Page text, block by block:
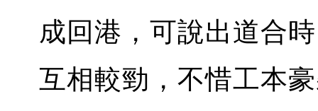
成回港，可說出道合
互相較勁，不惜工本